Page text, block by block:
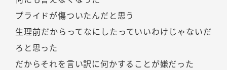
プライドが傷ついたんだと思う
生理前だからってなにしたっていいわけじゃないだ
ろと思った
だからそれを言い訳に何かすることが嫌だった